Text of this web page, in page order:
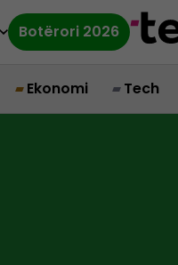
Botërori 2026
Ekonomi Tech